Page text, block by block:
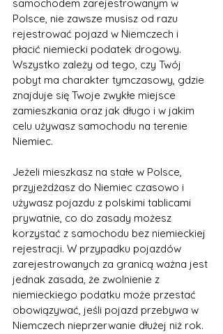
samochodem zarejestrowanym w
Polsce, nie zawsze musisz od razu
rejestrować pojazd w Niemczech i
płacić niemiecki podatek drogowy.
Wszystko zależy od tego, czy Twój
pobyt ma charakter tymczasowy, gdzie
znajduje się Twoje zwykłe miejsce
zamieszkania oraz jak długo i w jakim
celu używasz samochodu na terenie
Niemiec.
Jeżeli mieszkasz na stałe w Polsce,
przyjeżdżasz do Niemiec czasowo i
używasz pojazdu z polskimi tablicami
prywatnie, co do zasady możesz
korzystać z samochodu bez niemieckiej
rejestracji. W przypadku pojazdów
zarejestrowanych za granicą ważna jest
jednak zasada, że zwolnienie z
niemieckiego podatku może przestać
obowiązywać, jeśli pojazd przebywa w
Niemczech nieprzerwanie dłużej niż rok.